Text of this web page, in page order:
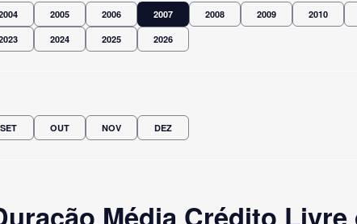
2005 2006 2007 2008 2009 2010
2024 2025 2026
SET OUT NOV DEZ
Média Crédito Livre